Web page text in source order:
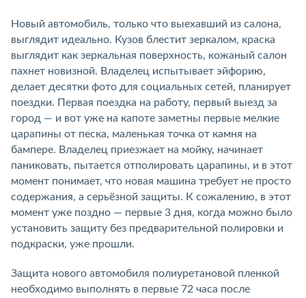
Новый автомобиль, только что выехавший из салона,
выглядит идеально. Кузов блестит зеркалом, краска
выглядит как зеркальная поверхность, кожаный салон
пахнет новизной. Владелец испытывает эйфорию,
делает десятки фото для социальных сетей, планирует
поездки. Первая поездка на работу, первый выезд за
город — и вот уже на капоте заметны первые мелкие
царапины от песка, маленькая точка от камня на
бампере. Владелец приезжает на мойку, начинает
паниковать, пытается отполировать царапины, и в этот
момент понимает, что новая машина требует не просто
содержания, а серьёзной защиты. К сожалению, в этот
момент уже поздно — первые 3 дня, когда можно было
установить защиту без предварительной полировки и
подкраски, уже прошли.
Защита нового автомобиля полиуретановой пленкой
необходимо выполнять в первые 72 часа после